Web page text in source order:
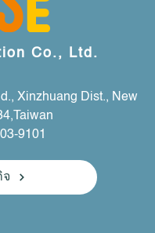
Co., Ltd.
Xinzhuang Dist., New
9101